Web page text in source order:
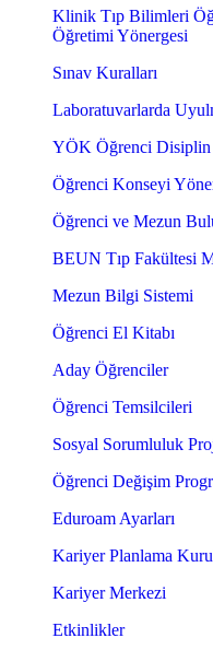
Klinik Tıp Bilimleri
Öğretimi Yönergesi
Sınav Kuralları
Laboratuvarlarda
YÖK Öğrenci Disiplin
Öğrenci Konseyi
Öğrenci ve Mezun
BEUN Tıp Fakültesi
Mezun Bilgi Sistemi
Öğrenci El Kitabı
Aday Öğrenciler
Öğrenci Temsilcileri
Sosyal Sorumluluk
Öğrenci Değişim
Eduroam Ayarları
Kariyer Planlama
Kariyer Merkezi
Etkinlikler